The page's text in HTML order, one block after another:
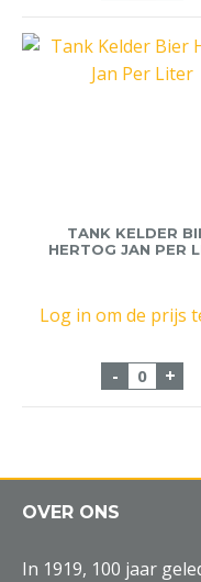
TANK KELDER
HERTOG JAN PER
Log in om de prijs
- Tank+
OVER ONS
In 1919, 100 jaar